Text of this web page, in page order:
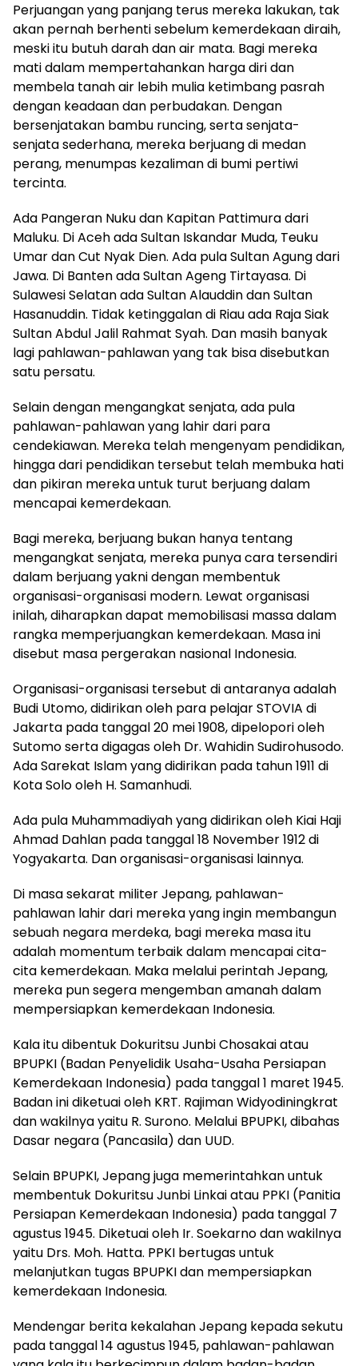
Perjuangan yang panjang terus mereka lakukan, tak
akan pernah berhenti sebelum kemerdekaan diraih,
meski itu butuh darah dan air mata. Bagi mereka
mati dalam mempertahankan harga diri dan
membela tanah air lebih mulia ketimbang pasrah
dengan keadaan dan perbudakan. Dengan
bersenjatakan bambu runcing, serta senjata-
senjata sederhana, mereka berjuang di medan
perang, menumpas kezaliman di bumi pertiwi
tercinta.
Ada Pangeran Nuku dan Kapitan Pattimura dari
Maluku. Di Aceh ada Sultan Iskandar Muda, Teuku
Umar dan Cut Nyak Dien. Ada pula Sultan Agung dari
Jawa. Di Banten ada Sultan Ageng Tirtayasa. Di
Sulawesi Selatan ada Sultan Alauddin dan Sultan
Hasanuddin. Tidak ketinggalan di Riau ada Raja Siak
Sultan Abdul Jalil Rahmat Syah. Dan masih banyak
lagi pahlawan-pahlawan yang tak bisa disebutkan
satu persatu.
Selain dengan mengangkat senjata, ada pula
pahlawan-pahlawan yang lahir dari para
cendekiawan. Mereka telah mengenyam pendidikan,
hingga dari pendidikan tersebut telah membuka hati
dan pikiran mereka untuk turut berjuang dalam
mencapai kemerdekaan.
Bagi mereka, berjuang bukan hanya tentang
mengangkat senjata, mereka punya cara tersendiri
dalam berjuang yakni dengan membentuk
organisasi-organisasi modern. Lewat organisasi
inilah, diharapkan dapat memobilisasi massa dalam
rangka memperjuangkan kemerdekaan. Masa ini
disebut masa pergerakan nasional Indonesia.
Organisasi-organisasi tersebut di antaranya adalah
Budi Utomo, didirikan oleh para pelajar STOVIA di
Jakarta pada tanggal 20 mei 1908, dipelopori oleh
Sutomo serta digagas oleh Dr. Wahidin Sudirohusodo.
Ada Sarekat Islam yang didirikan pada tahun 1911 di
Kota Solo oleh H. Samanhudi.
Ada pula Muhammadiyah yang didirikan oleh Kiai Haji
Ahmad Dahlan pada tanggal 18 November 1912 di
Yogyakarta. Dan organisasi-organisasi lainnya.
Di masa sekarat militer Jepang, pahlawan-
pahlawan lahir dari mereka yang ingin membangun
sebuah negara merdeka, bagi mereka masa itu
adalah momentum terbaik dalam mencapai cita-
cita kemerdekaan. Maka melalui perintah Jepang,
mereka pun segera mengemban amanah dalam
mempersiapkan kemerdekaan Indonesia.
Kala itu dibentuk Dokuritsu Junbi Chosakai atau
BPUPKI (Badan Penyelidik Usaha-Usaha Persiapan
Kemerdekaan Indonesia) pada tanggal 1 maret 1945.
Badan ini diketuai oleh KRT. Rajiman Widyodiningkrat
dan wakilnya yaitu R. Surono. Melalui BPUPKI, dibahas
Dasar negara (Pancasila) dan UUD.
Selain BPUPKI, Jepang juga memerintahkan untuk
membentuk Dokuritsu Junbi Linkai atau PPKI (Panitia
Persiapan Kemerdekaan Indonesia) pada tanggal 7
agustus 1945. Diketuai oleh Ir. Soekarno dan wakilnya
yaitu Drs. Moh. Hatta. PPKI bertugas untuk
melanjutkan tugas BPUPKI dan mempersiapkan
kemerdekaan Indonesia.
Mendengar berita kekalahan Jepang kepada sekutu
pada tanggal 14 agustus 1945, pahlawan-pahlawan